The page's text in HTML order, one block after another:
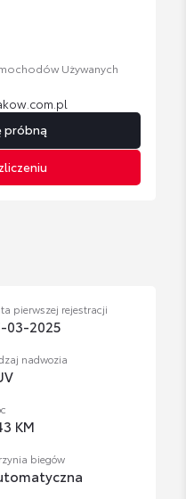
Używanych
próbną
pierwszej rejestracji
03-2025
nadwozia
KM
biegów